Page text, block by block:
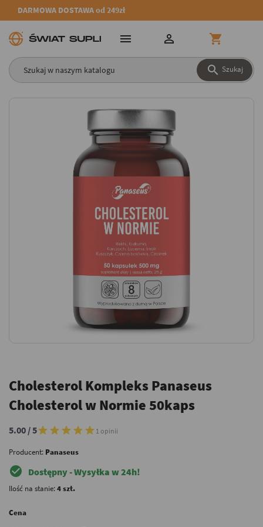
DARMOWA DOSTAWA od 249zł
 Szukaj
  
Cholesterol Kompleks Panaseus
Cholesterol w Normie 50kaps
5.00 / 5 1 opinii
Producent: Panaseus
check_circle Dostępny - Wysyłka w 24h!
Ilość na stanie:4 szt.
Cena